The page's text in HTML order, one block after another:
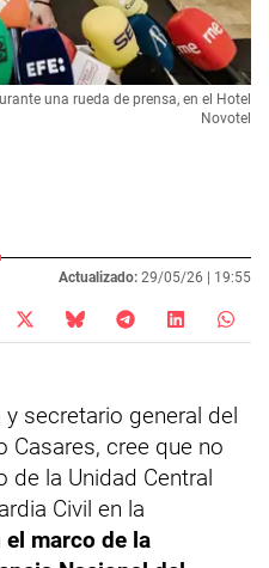
una rueda de prensa, en el Hotel
Novotel
Actualizado: 29/05/26 | 19:55
secretario general del
Casares, cree que no
de la Unidad Central
Civil en la
el marco de la